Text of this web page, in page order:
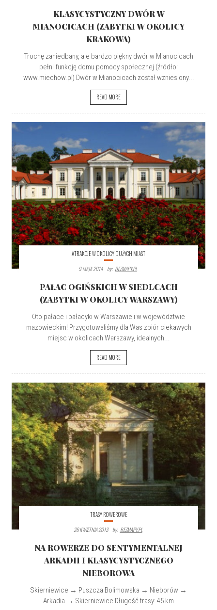
KLASYCYSTYCZNY DWÓR W
MIANOCICACH (ZABYTKI W OKOLICY
KRAKOWA)
Trochę zaniedbany, ale bardzo piękny dwór w Mianocicach
pełni funkcję domu pomocy społecznej (źródło:
www.miechow.pl) Dwór w Mianocicach został wzniesiony...
READ MORE
ATRAKCJE W OKOLICY DUŻYCH MIAST
9 MAJA 2014 By: BEZMAPY.PL
PAŁAC OGIŃSKICH W SIEDLCACH
(ZABYTKI W OKOLICY WARSZAWY)
Oto pałace i pałacyki w Warszawie i w województwie
mazowieckim! Przygotowaliśmy dla Was zbiór ciekawych
miejsc w okolicach Warszawy, idealnych...
READ MORE
TRASY ROWEROWE
26 KWIETNIA 2013
By: BEZMAPY.PL
NA ROWERZE DO SENTYMENTALNEJ
ARKADII I KLASYCYSTYCZNEGO
NIEBOROWA
Skierniewice → Puszcza Bolimowska → Nieborów →
Arkadia → Skierniewice Długość trasy: 45 km